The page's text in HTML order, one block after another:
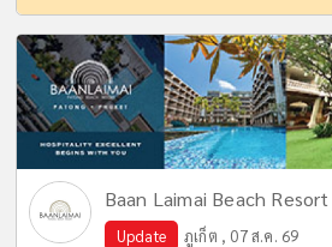
Baan Laimai Beach Resort
Update ภูเก็ต , 07 ส.ค. 69